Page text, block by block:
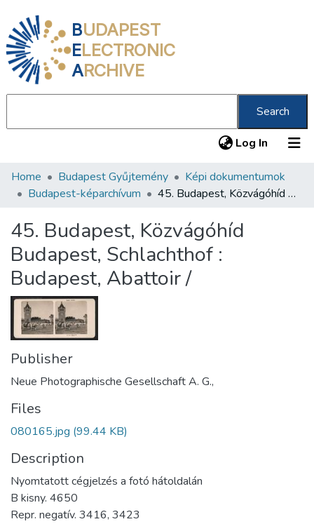
BUDAPEST
ELECTRONIC
ARCHIVE
Search
Log In (current)
Communities & Collections
Statistics
About us
Home Budapest Gyűjtemény
Képi dokumentumok
Budapest-képarchívum
45. Budapest, Közvágóhíd Budapest, Schlachthof : Budapest, Abattoir /
45. Budapest, Közvágóhíd
Budapest, Schlachthof :
Budapest, Abattoir /
Publisher
Neue Photographische Gesellschaft A. G.,
Files
080165.jpg (99.44 KB)
Description
Nyomtatott cégjelzés a fotó hátoldalán
B kisny. 4650
Repr. negatív. 3416, 3423